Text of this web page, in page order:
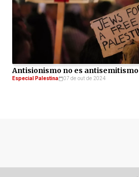
Antisionismo no es antisemitismo
Especial Palestina 07 de out de 2024